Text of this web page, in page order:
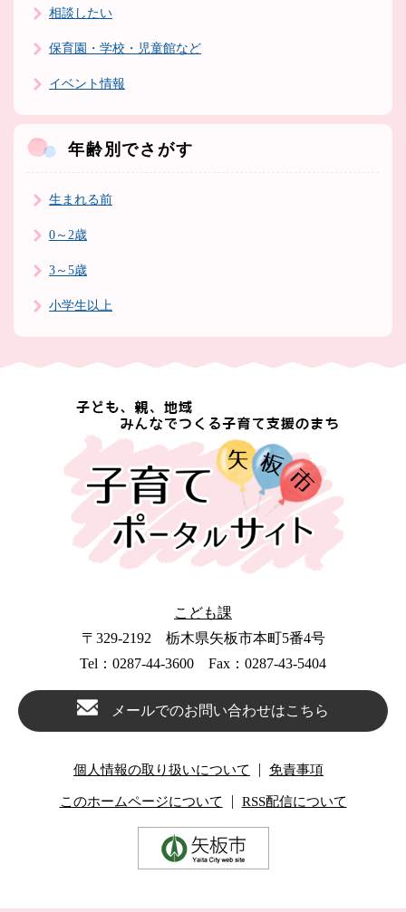
相談したい
保育園・学校・児童館など
イベント情報
年齢別でさがす
生まれる前
0～2歳
3～5歳
小学生以上
こども課
〒329-2192 栃木県矢板市本町5番4号
Tel：0287-44-3600 Fax：0287-43-5404
メールでのお問い合わせはこちら
個人情報の取り扱いについて 免責事項
このホームページについて RSS配信について